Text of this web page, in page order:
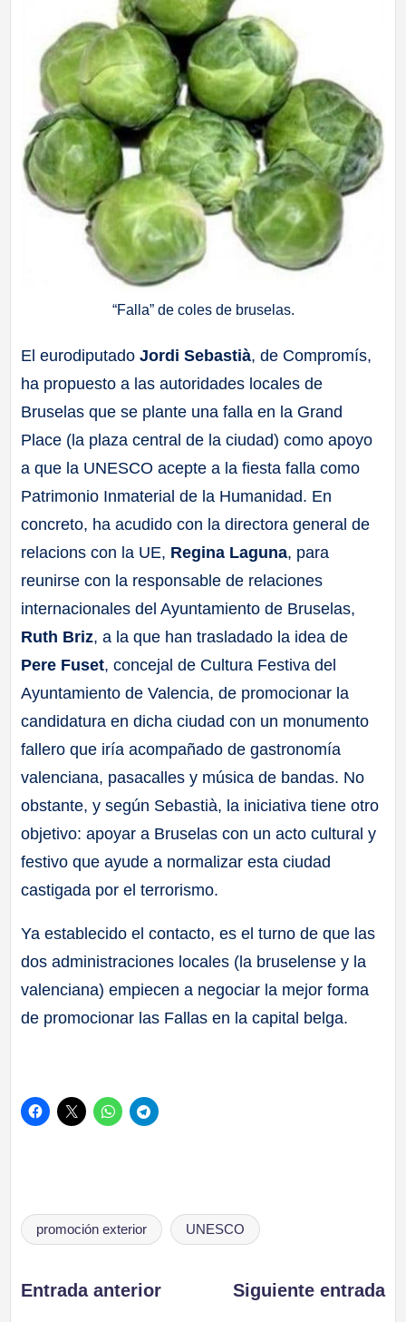
“Falla” de coles de bruselas.
El eurodiputadoJordi Sebastià, de Compromís,
ha propuesto a las autoridades locales de
Bruselas que se plante una falla en la Grand
Place (la plaza central de la ciudad) como apoyo
a que la UNESCO acepte a la fiesta falla como
Patrimonio Inmaterial de la Humanidad. En
concreto, ha acudido con la directora general de
relacions con la UE, Regina Laguna, para
reunirse con la responsable de relaciones
internacionales del Ayuntamiento de Bruselas,
Ruth Briz, a la que han trasladado la idea de
Pere Fuset, concejal de Cultura Festiva del
Ayuntamiento de Valencia, de promocionar la
candidatura en dicha ciudad con un monumento
fallero que iría acompañado de gastronomía
valenciana, pasacalles y música de bandas. No
obstante, y según Sebastià, la iniciativa tiene otro
objetivo: apoyar a Bruselas con un acto cultural y
festivo que ayude a normalizar esta ciudad
castigada por el terrorismo.
Ya establecido el contacto, es el turno de que las
dos administraciones locales (la bruselense y la
valenciana) empiecen a negociar la mejor forma
de promocionar las Fallas en la capital belga.
Etiquetas:
promoción exterior UNESCO
Navegación
Entrada anterior Siguiente entrada